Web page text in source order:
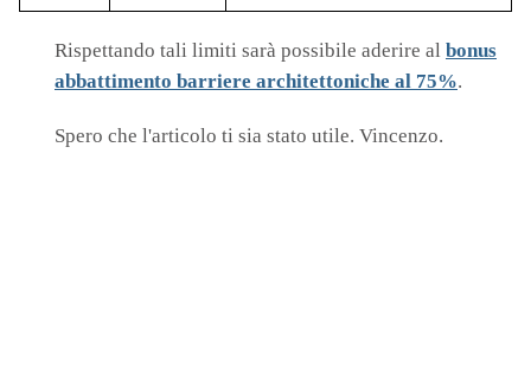
Rispettando tali limiti sarà possibile aderire al bonus
abbattimento barriere architettoniche al 75%.
Spero che l'articolo ti sia stato utile. Vincenzo.